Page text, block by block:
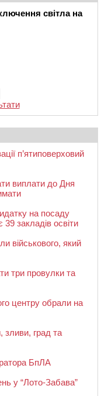
світла на
п’ятиповерховий
виплати до Дня
на посаду
закладів освіти
військового, який
три провулки та
центру обрали на
зливи, град та
БпЛА
у “Лото-Забава”